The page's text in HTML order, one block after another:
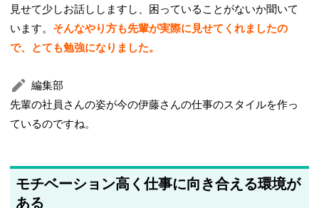
見せて少しお話ししますし、困っていることがないか聞いて
います。 そんなやり方も先輩が実際に見せてくれましたの
で、とても勉強になりました。
編集部
先輩の社員さんの姿が今の伊藤さんの仕事のスタイルを作っ
ているのですね。
モチベーション高く仕事に向き合える環境が
ある